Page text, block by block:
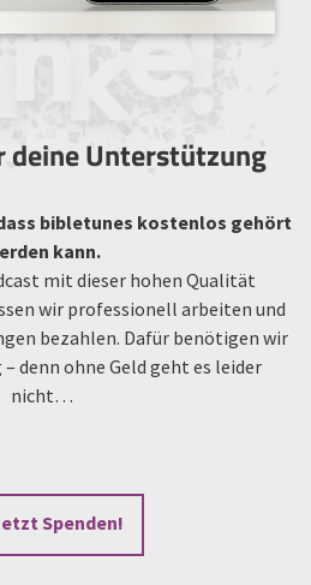
deine Unterstützung
bibletunes kostenlos gehört
kann.
mit dieser hohen Qualität
wir professionell arbeiten und
bezahlen. Dafür benötigen wir
denn ohne Geld geht es leider
nicht…
Spenden!